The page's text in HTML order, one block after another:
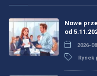
Nowe
od
2026-
Rynek